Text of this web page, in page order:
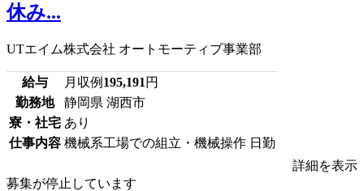
休み...
UTエイム株式会社 オートモーティブ事業部
給与 月収例 195,191 円
勤務地
静岡県 湖西市
寮・社宅 あり
仕事内容 機械系工場での組立・機械操作 日勤
詳細を表示
募集が停止しています